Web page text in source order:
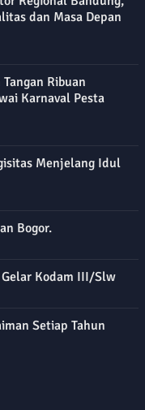
dan Masa Depan
Ribuan
Karnaval Pesta
Menjelang Idul
Bogor.
Kodam III/Slw
Setiap Tahun